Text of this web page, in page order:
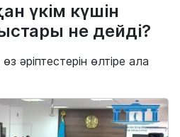
үкім күшін
не дейді?
әріптестерін өлтіре ала